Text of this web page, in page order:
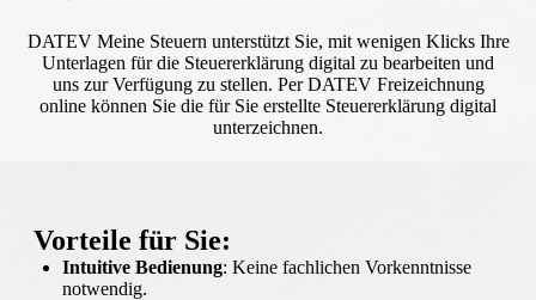
DATEV Meine Steuern unterstützt Sie, mit wenigen Klicks Ihre
Unterlagen für die Steuererklärung digital zu bearbeiten und
uns zur Verfügung zu stellen. Per DATEV Freizeichnung
online können Sie die für Sie erstellte Steuererklärung digital
unterzeichnen.
Vorteile für Sie:
Intuitive Bedienung: Keine fachlichen Vorkenntnisse
notwendig.